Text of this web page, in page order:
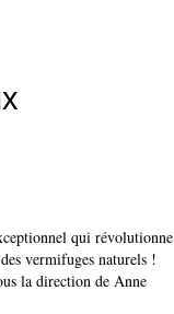
qui révolutionne
vermifuges naturels !
la direction de Anne